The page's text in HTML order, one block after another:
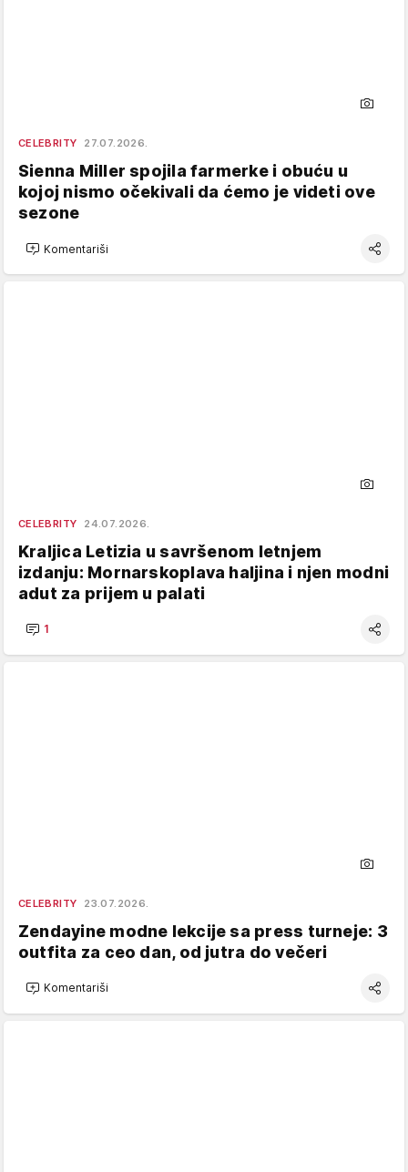
CELEBRITY 27.07.2026.
Sienna Miller spojila farmerke i obuću u
kojoj nismo očekivali da ćemo je videti ove
sezone
Komentariši
CELEBRITY 24.07.2026.
Kraljica Letizia u savršenom letnjem
izdanju: Mornarskoplava haljina i njen modni
adut za prijem u palati
1
CELEBRITY 23.07.2026.
Zendayine modne lekcije sa press turneje: 3
outfita za ceo dan, od jutra do večeri
Komentariši